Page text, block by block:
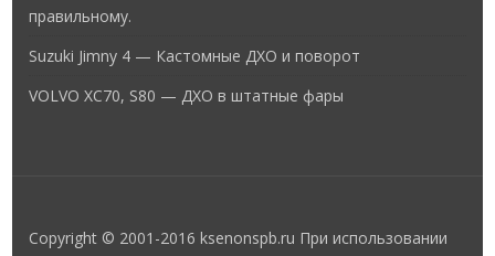
правильному.
Suzuki Jimny 4 — Кастомные ДХО и поворот
VOLVO XC70, S80 — ДХО в штатные фары
Copyright © 2001-2016 ksenonspb.ru При использовании